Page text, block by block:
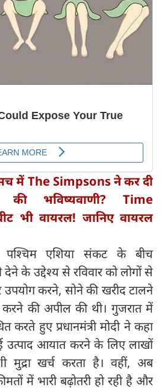
में The Simpsons ने कर दी
भविष्यवाणी? Time
भी वायरल! जानिए वायरल
ने पश्चिम एशिया संकट के बीच
के उद्देश्य से रविवार को लोगों से
करने, सोने की खरीद टालने
की अपील की थी। गुजरात में
करते हुए प्रधानमंत्री मोदी ने कहा
उत्पाद आयात करने के लिए लाखों
मुद्रा खर्च करता है। वहीं, अब
में भारी बढ़ोतरी हो रही है और